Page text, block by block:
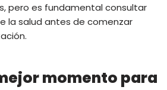
pero es fundamental consultar
la salud antes de comenzar
momento para